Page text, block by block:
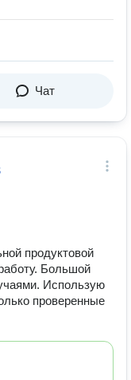
Чат
продуктовой
Большой
Использую
проверенные